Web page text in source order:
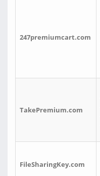
247premiumcart.com
TakePremium.com
FileSharingKey.com